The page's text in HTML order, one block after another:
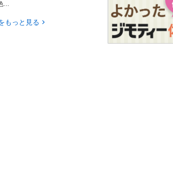
...
もっと見る